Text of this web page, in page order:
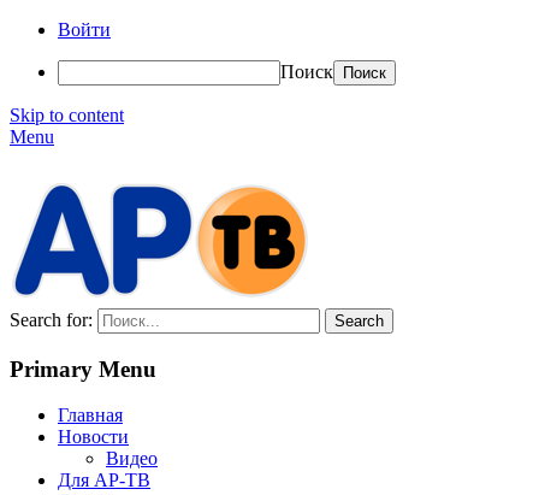
Войти
Поиск
Skip to content
Menu
Search for:
Primary Menu
Главная
Новости
Видео
Для АР-ТВ